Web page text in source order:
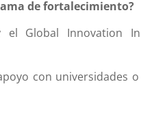
de fortalecimiento?
Global Innovation
con universidades